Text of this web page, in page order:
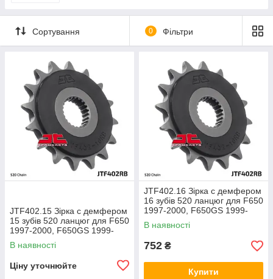
Сортування 0 Фільтри
JTF402.15 Зірка c демфером
15 зубів 520 ланцюг для F650
1997-2000, F650GS 1999-
2008, F650GS Dakar 2000-
2007,
В наявності
Ціну уточнюйте
JTF402.16 Зірка c демфером
16 зубів 520 ланцюг для F650
1997-2000, F650GS 1999-
2008, F650GS Dakar 2000-
2007,
В наявності
752 ₴
Купити